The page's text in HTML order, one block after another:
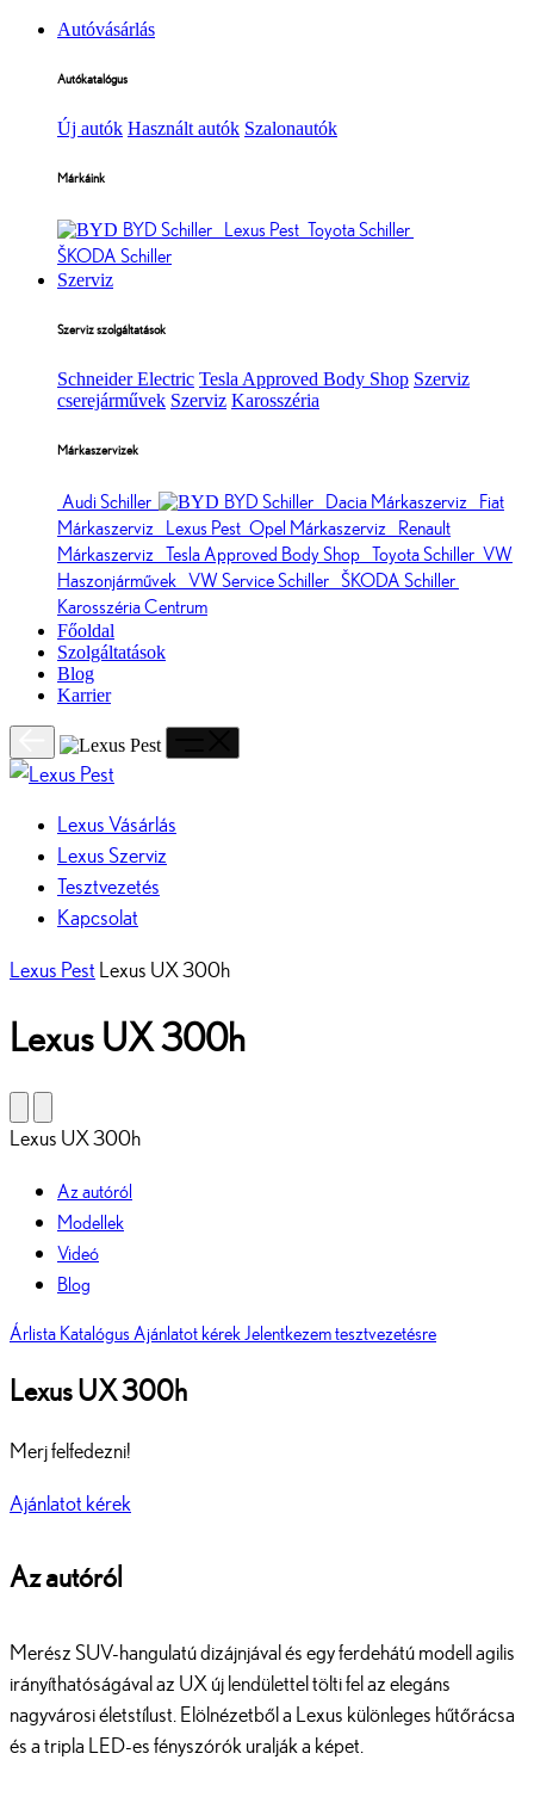
Autóvásárlás
Autókatalógus
Új autók Használt autók Szalonautók
Márkáink
BYD Schiller Lexus Pest Toyota Schiller
ŠKODA Schiller
Szerviz
Szerviz szolgáltatások
Schneider Electric Tesla Approved Body Shop Szerviz
cserejárművek Szerviz Karosszéria
Márkaszervizek
Audi Schiller BYD Schiller Dacia Márkaszerviz Fiat
Márkaszerviz Lexus Pest Opel Márkaszerviz Renault
Márkaszerviz Tesla Approved Body Shop Toyota Schiller VW
Haszonjárművek VW Service Schiller ŠKODA Schiller
Karosszéria Centrum
Főoldal
Szolgáltatások
Blog
Karrier
Lexus Vásárlás
Lexus Szerviz
Tesztvezetés
Kapcsolat
Lexus Pest Lexus UX 300h
Lexus UX 300h
Lexus UX 300h
Az autóról
Modellek
Videó
Blog
Árlista Katalógus Ajánlatot kérek Jelentkezem tesztvezetésre
Lexus UX 300h
Merj felfedezni!
Ajánlatot kérek
Az autóról
Merész SUV-hangulatú dizájnjával és egy ferdehátú modell agilis
irányíthatóságával az UX új lendülettel tölti fel az elegáns
nagyvárosi életstílust. Elölnézetből a Lexus különleges hűtőrácsa
és a tripla LED-es fényszórók uralják a képet.